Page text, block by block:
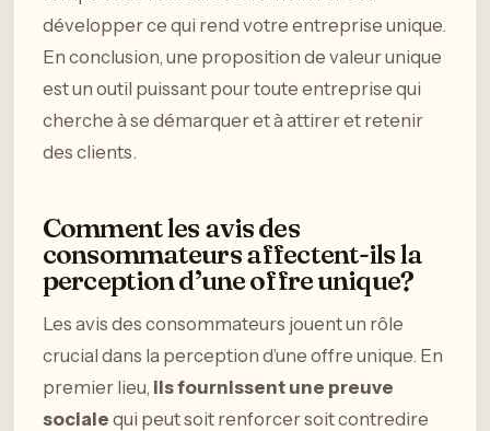
développer ce qui rend votre entreprise unique.
En conclusion, une proposition de valeur unique
est un outil puissant pour toute entreprise qui
cherche à se démarquer et à attirer et retenir
des clients.
Comment les avis des
consommateurs affectent-ils la
perception d’une offre unique?
Les avis des consommateurs jouent un rôle
crucial dans la perception d’une offre unique. En
premier lieu, ils fournissent une preuve
sociale qui peut soit renforcer soit contredire